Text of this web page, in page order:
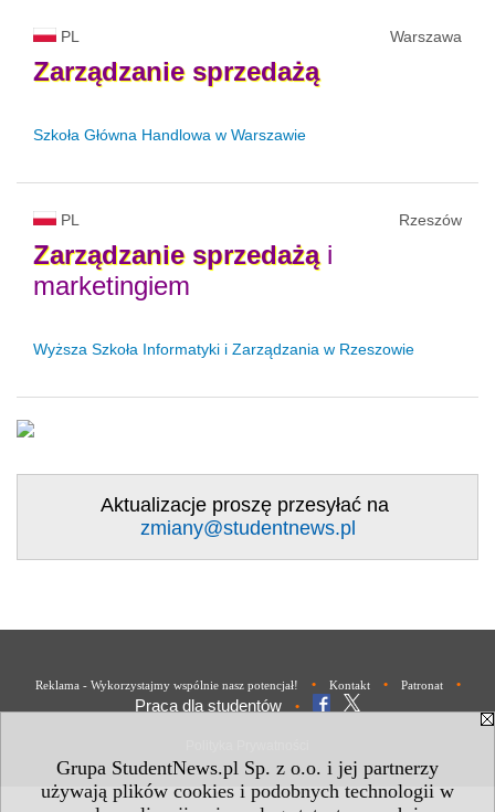
Grupa StudentNews.pl Sp. z o.o. i jej partnerzy
używają plików cookies i podobnych technologii w
PL Warszawa
Zarządzanie sprzedażą
Szkoła Główna Handlowa w Warszawie
PL Rzeszów
Zarządzanie sprzedażąi
marketingiem
Wyższa Szkoła Informatyki i Zarządzania w Rzeszowie
Aktualizacje proszę przesyłać na
zmiany@studentnews.pl
Reklama - Wykorzystajmy wspólnie nasz potencjał! • Kontakt • Patronat •
Praca dla studentów •